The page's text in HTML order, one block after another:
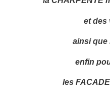
et des
ainsi que
enfin
les